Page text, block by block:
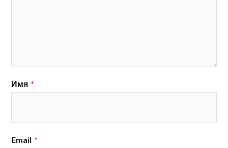
Имя *
Email *